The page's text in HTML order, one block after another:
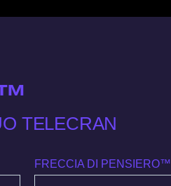
TELECRAN
FRECCIA DI PENSIERO™